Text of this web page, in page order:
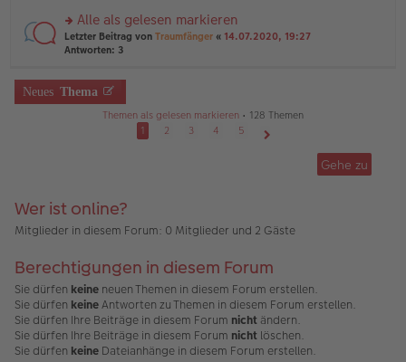
tr
a
g
e
n
er
tr
a
n
g
el
e
n
er
rs
te
n
g
tr
a
g
Alle als gelesen markieren
Letzter Beitrag von Traumfänger « 14.07.2020, 19:27
Antworten: 3
Neues Thema
Themen als gelesen markieren • 128 Themen
1
2 3 4
5
Gehe zu
Wer ist online?
Mitglieder in diesem Forum: 0 Mitglieder und 2 Gäste
Berechtigungen in diesem Forum
Sie dürfen keine neuen Themen in diesem Forum erstellen.
Sie dürfen keineAntworten zu Themen in diesem Forum erstellen.
Sie dürfen Ihre Beiträge in diesem Forum nicht ändern.
Sie dürfen Ihre Beiträge in diesem Forum nicht löschen.
Sie dürfen keine Dateianhänge in diesem Forum erstellen.